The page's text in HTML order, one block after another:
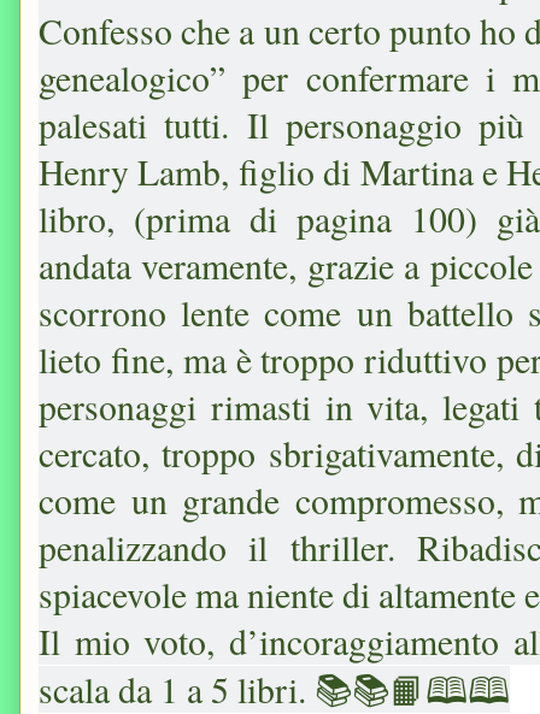
Confesso che a un certo punto ho
genealogico” per confermare i
palesati tutti. Il personaggio
Henry Lamb, figlio di Martina e
libro, (prima di pagina 100) già
andata veramente, grazie a
scorrono lente come un
lieto fine, ma è troppo riduttivo
personaggi rimasti in vita,
cercato, troppo sbrigativamente,
come un grande compromesso,
penalizzando il thriller.
spiacevole ma niente di altamente
Il mio voto, d’incoraggiamento
scala da 1 a 5 libri. 📚📚📙🕮🕮